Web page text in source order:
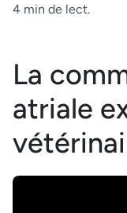
4 min de lect.
La
atriale